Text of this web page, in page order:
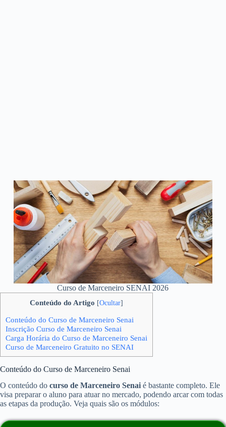
Curso de Marceneiro SENAI 2026
Conteúdo do Artigo [Ocultar]
Conteúdo do Curso de Marceneiro Senai
Inscrição Curso de Marceneiro Senai
Carga Horária do Curso de Marceneiro Senai
Curso de Marceneiro Gratuito no SENAI
Conteúdo do Curso de Marceneiro Senai
O conteúdo do curso de Marceneiro Senai é bastante completo. Ele
visa preparar o aluno para atuar no mercado, podendo arcar com todas
as etapas da produção. Veja quais são os módulos: